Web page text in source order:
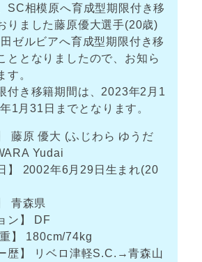
e k
SC相模原へ育成型期限付き移
りました藤原優大選手(20歳)
ゼルビアへ育成型期限付き移
ととなりましたので、お知ら
す。
付き移籍期間は、2023年2月1
1月31日までとなります。
藤原 優大 (ふじわら ゆうだ
Yudai
】 2002年6月29日生まれ(20
青森県
ン】 DF
重】 180cm/74kg
歴】 リベロ津軽S.C.→青森山